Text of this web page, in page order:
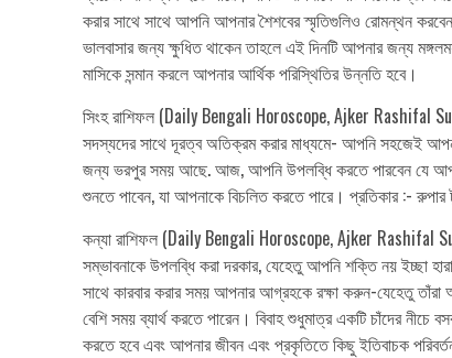
করার সাথে সাথে আপনি আপনার শৈশবের স্মৃতিগুলিও রোমন্থন
ভালবাসার জন্য ক্ষুধিত থাকেন তাহলে এই দিনটি আপনার জন্য
মাসিকে সন্মান করলে আপনার আর্থিক পরিস্থিতির উন্নতি হবে।
সিংহ রাশিফল (Daily Bengali Horoscope, Ajker Rashifal
সদস্যদের সাথে দূরত্ব অতিক্রম করার মাধ্যমে- আপনি সহজেই
জন্য ভরপুর সময় আছে. আজ, আপনি উপলব্ধি করতে পারবেন যে
শুনতে পাবেন, যা আপনাকে বিচলিত করতে পারে। প্রতিকার :- রুপার
কন্যা রাশিফল (Daily Bengali Horoscope, Ajker Rashifal
সম্ভাবনাকে উপলব্ধি করা দরকার, যেহেতু আপনি শক্তি নয় ইচ্ছা
সাথে কারবার করার সময় আপনার আগ্রহকে রক্ষা করুন-যেহেতু
বেশি সময় ব্যার্থ করতে পারেন। বিবাহ শুধুমাত্র একটি চাঁদের
করতে হবে এবং আপনার জীবন এবং প্রকৃতিতে কিছু ইতিবাচক